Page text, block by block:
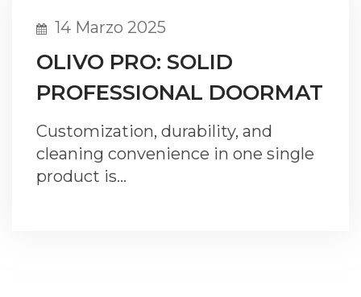
14 Marzo 2025
OLIVO PRO: SOLID
PROFESSIONAL DOORMAT
Customization, durability, and
cleaning convenience in one single
product is…